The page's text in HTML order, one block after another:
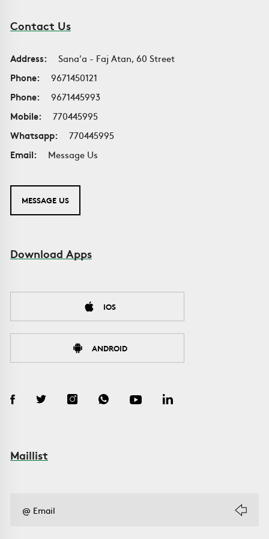
Contact Us
Address:
Sana'a - Faj Atan, 60 Street
Phone:
9671450121
Phone:
9671445993
Mobile:
770445995
Whatsapp:
770445995
Email:
Message Us
MESSAGE US
Download Apps
IOS
ANDROID
Maillist